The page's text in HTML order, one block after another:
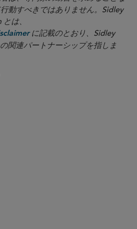
動すべきではありません。Sidley
は、
に記載のとおり、Sidley
関連パートナーシップを指しま